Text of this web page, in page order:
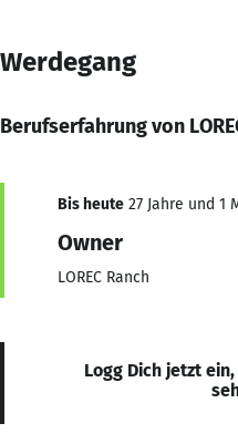
Werdegang
Berufserfahrung von
Bis heute 27 Jahre und 1
Owner
LOREC Ranch
Logg Dich jetzt